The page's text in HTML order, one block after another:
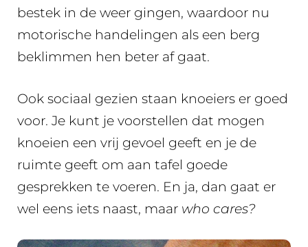
bestek in de weer gingen, waardoor nu
motorische handelingen als een berg
beklimmen hen beter af gaat.
Ook sociaal gezien staan knoeiers er goed
voor. Je kunt je voorstellen dat mogen
knoeien een vrij gevoel geeft en je de
ruimte geeft om aan tafel goede
gesprekken te voeren. En ja, dan gaat er
wel eens iets naast, maar who cares?